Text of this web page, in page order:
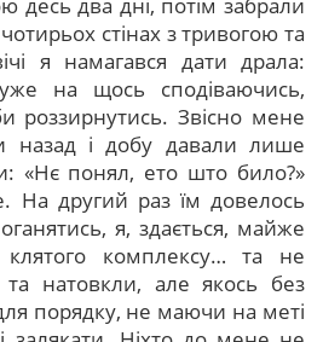
стінах з тривогою та
я намагався дати драла:
на щось сподіваючись,
роззирнутись. Звісно мене
назад і добу давали лише
«Нє понял, ето што било?»
На другий раз їм довелось
я, здається, майже
комплексу… та не
натовкли, але якось без
порядку, не маючи на меті